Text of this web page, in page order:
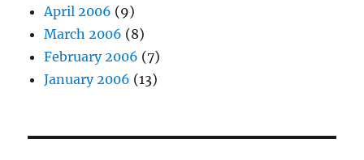
April 2006 (9)
March 2006 (8)
February 2006 (7)
January 2006 (13)